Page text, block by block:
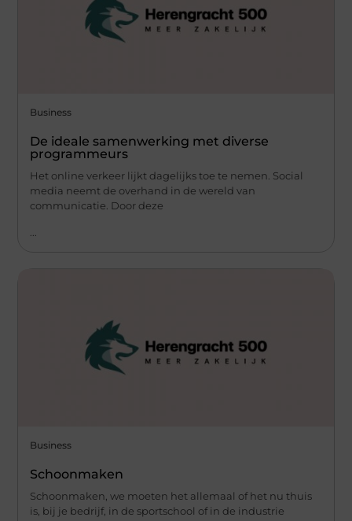
Business
De ideale samenwerking met diverse
programmeurs
Het online verkeer lijkt dagelijks toe te nemen. Social
media neemt de overhand in de wereld van
communicatie. Door deze
Business
Schoonmaken
Schoonmaken, we moeten het allemaal of het nu thuis
is, bij je bedrijf, in de sportschool of in de industrie